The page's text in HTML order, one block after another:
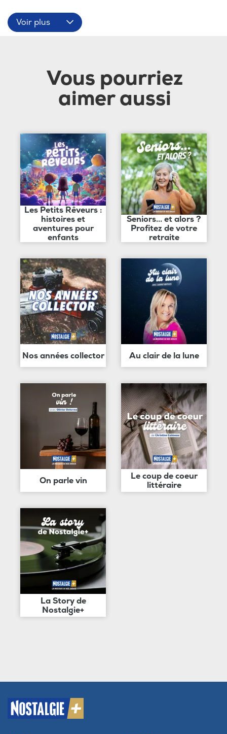
Voir plus
Vous pourriez
aimer aussi
Les Petits Rêveurs :
histoires et
aventures pour
enfants
Seniors... et alors ?
Profitez de votre
retraite
Nos années collector Au clair de la lune
On parle vin
Le coup de coeur
littéraire
La Story de
Nostalgie+